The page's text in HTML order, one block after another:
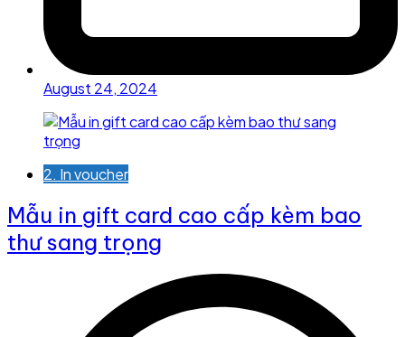
August 24, 2024
2. In voucher
Mẫu in gift card cao cấp kèm bao
thư sang trọng